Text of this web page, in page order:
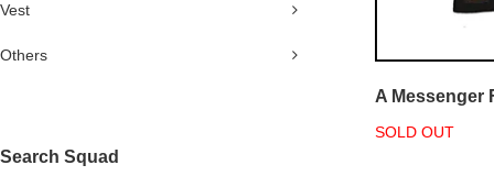
Vest
Others
Search Squad
A Messenger
SOLD OUT